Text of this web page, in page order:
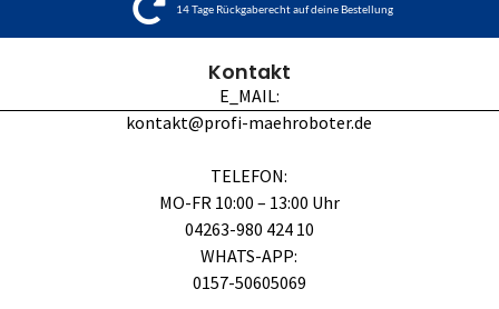
14 Tage Rückgaberecht auf deine Bestellung
Kontakt
E_MAIL:
kontakt@profi-maehroboter.de
TELEFON:
MO-FR 10:00 – 13:00 Uhr
04263-980 424 10
WHATS-APP:
0157-50605069